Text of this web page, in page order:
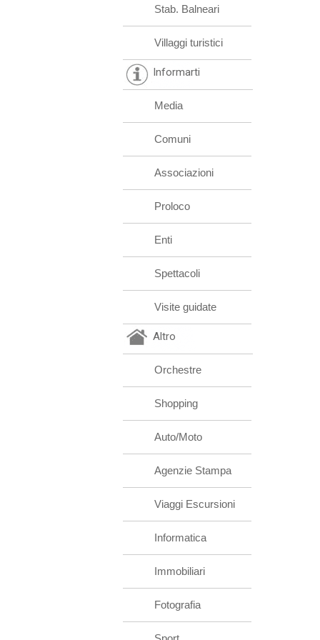
Stab. Balneari
Villaggi turistici
Informarti
Media
Comuni
Associazioni
Proloco
Enti
Spettacoli
Visite guidate
Altro
Orchestre
Shopping
Auto/Moto
Agenzie Stampa
Viaggi Escursioni
Informatica
Immobiliari
Fotografia